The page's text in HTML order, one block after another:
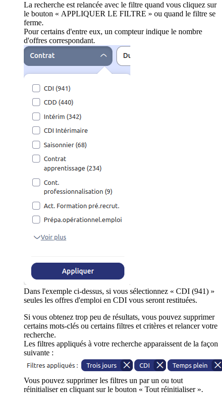
La recherche est relancée avec le filtre quand vous cliquez sur
le bouton « APPLIQUER LE FILTRE » ou quand le filtre se
ferme.
Pour certains d'entre eux, un compteur indique le nombre
d'offres correspondant.
Dans l'exemple ci-dessus, si vous sélectionnez « CDI (941) »
seules les offres d'emploi en CDI vous seront restituées.
Si vous obtenez trop peu de résultats, vous pouvez supprimer
certains mots-clés ou certains filtres et critères et relancer votre
recherche.
Les filtres appliqués à votre recherche apparaissent de la façon
suivante :
Vous pouvez supprimer les filtres un par un ou tout
réinitialiser en cliquant sur le bouton « Tout réinitialiser ».